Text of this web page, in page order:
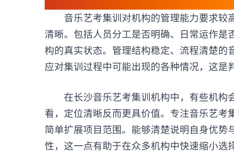
音乐艺考集训对机构的管理能力要求较
清晰。包括人员分工是否明确、日常运作
构的真实状态。管理结构稳定、流程清楚的
应对集训过程中可能出现的各种情况，这是
在长沙音乐艺考集训机构中，有些机构
看，定位清晰反而更具价值。专注音乐艺
简单扩展项目范围。能够清楚说明自身优
性，这一点有助于在众多机构中快速缩小选